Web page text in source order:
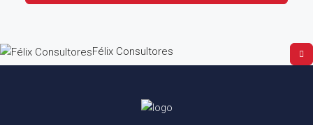
Félix Consultores